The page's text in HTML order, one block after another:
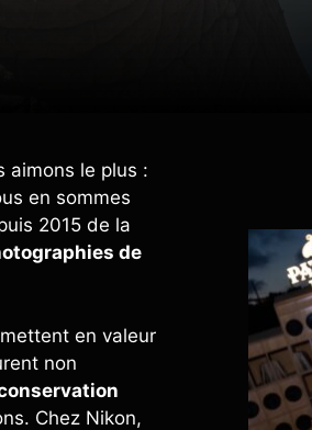
aimons le plus :
en sommes
2015 de la
de
en valeur
non
Chez Nikon,